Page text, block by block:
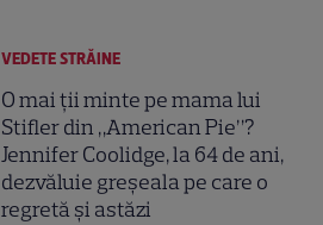
VEDETE STRĂINE
O mai ții minte pe mama lui
Stifler din „American Pie”?
Jennifer Coolidge, la 64 de ani,
dezvăluie greșeala pe care o
regretă și astăzi